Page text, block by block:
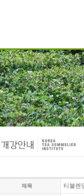
제목 티블렌